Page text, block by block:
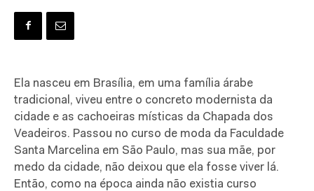
Ela nasceu em Brasília, em uma família árabe
tradicional, viveu entre o concreto modernista da
cidade e as cachoeiras místicas da Chapada dos
Veadeiros. Passou no curso de moda da Faculdade
Santa Marcelina em São Paulo, mas sua mãe, por
medo da cidade, não deixou que ela fosse viver lá.
Então, como na época ainda não existia curso